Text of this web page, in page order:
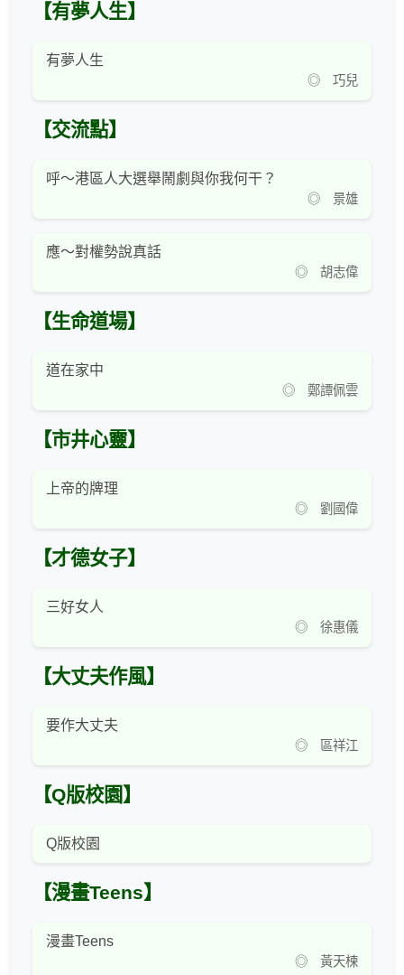
【有夢人生】
有夢人生
◎ 巧兒
【交流點】
呼～港區人大選舉鬧劇與你我何干？
◎ 景雄
應～對權勢說真話
◎ 胡志偉
【生命道場】
道在家中
◎ 鄭譚佩雲
【市井心靈】
上帝的牌理
◎ 劉國偉
【才德女子】
三好女人
◎ 徐惠儀
【大丈夫作風】
要作大丈夫
◎ 區祥江
【Q版校園】
Q版校園
【漫畫Teens】
漫畫Teens
◎ 黃天楝